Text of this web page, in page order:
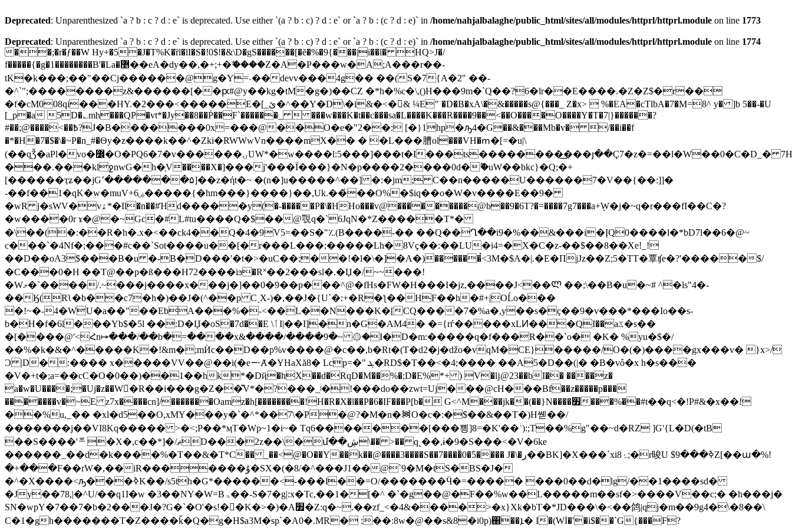
Deprecated: Unparenthesized `a ? b : c ? d : e` is deprecated. Use either `(a ? b : c) ? d : e` or `a ? b : (c ? d : e)` in /home/nahjalbalaghe/public_html/sites/all/modules/httprl/httprl.module on line 1773
Deprecated: Unparenthesized `a ? b : c ? d : e` is deprecated. Use either `(a ? b : c) ? d : e` or `a ? b : (c ? d : e)` in /home/nahjalbalaghe/public_html/sites/all/modules/httprl/httprl.module on line 1774
��;�r�ƒ��W Hy+�5�J�T%K�ȑl�lI�S�!0$!�&\D�gS������[�ĕ�%�9{���|i��l� HQ>J�/
f�����{�g�1��������B'�La�޵��eA�dy��,�+;+�ޭ����Z�A�P���w�A;A���r��-
tK�k���;��"��Cj������@g�Y=˴��devv���4g�� ��(S�7{A�2" ��-
�^`";��������z&������[��ԗ#@y��kg�tM�g�)��CZ �*h�%c�\,()H���9m�`Q��?6�lr��E����.�Z�Z$�r��
�f�cM008qi���HY.�2���<�����E�[_ێ�^��Y�D\�i&�<�򱣑& ¼E" �D�B�xA\�&�����s@{���_ Z�x>  %�EA�cTlbA�7�M=8^ y� ]b 5��-�U
[_p�a 5D�؎mh���QP�vt*�Jy��8��Ṗ��F`������_  ���w���K�t��c���sa�L����K���R����9��<��O����O����Y�T�7|}������?
#��;@����<��߿?J�B�������0x=���@��O�e�"2��: [�}1hp�ԡ4�G��&���Mb�v� /��i��f
�*�H�7�$�\�~P�n_#�Ѳy�z����k��^�Zki�RWWwVn����mX�� � �L���䐬ol���VH�ՠ�[=�u|\
(��qǮ�aPl�vo�߼�O�PQ6�7�v������ۍƲW*�w����l:5���]���t�I���ts��������͢���յ��Ç7�z�=��l�W��0�C�D_� 7Hsy@�
���.���klջnwG�h�ֶV����X�]���j'���Ϊ���}�N�p����2����0d�ޫ�uW��bkc}�Q;�+
[������ҭʑ��jG՚�������۵]��z�ήt�~ �(n�]u�����^��] �:�jm; C��n�����U������7�V��{��:]]�
-��f��1�qK�w�muV+6ۻ�����{�hm���}����}��,Uk.��҅��O%�$iq��o�W�v����E��9�
�wR j�sWV�vۿ*�Il�n��#Ήd�����у(�-�����Р�\�HHo���v@���������@b��9�6T?�=����7g7���a+ܻW�j�~q�r���fI��C�?
�w����0r ɤ�@�~Gc�#L#tu����Q�$��@覨q�`6JqN�*Z�����T*�
�\��(�:��R�h�.x�<��ck4��Q�4�9V5=��S�"؉(B����-�� ��Q��Ղ��i9�%��&���i�ĮQ0����l�*bD7l��6�@~
c���`�4Nf�;���#c��`Sot����u��[�r���L���;�����Lh�8Vç��:��LU�i4=�X�C�z-��$��8��Xe!_!
��D��oA3$���B�u �-B�D���'�t�>�uC��;��!�l�\�]�A�)������<̉3M�$A�|.�E�ПjJz��Z;5�TT�覃ʧׄe�?'�����$/
�C���0�H ��T@��p�ß���H72����iϧ�R˟��2���sl�.�Џ�/~~���!
�Wމ�`����/.~���j����x���j�]��0�9��p���^@�fHs�FW�H���I�jz,����J<��Ლ ��;\��B�u�~# ^�ls"4�-
��Ӄ(Rʅ�b��c7�h�)��J�(^��p C˰X-)�,��J�{U`�:+�R�ƪ��HF��h�#+|OĹo���
�!~�-4�WU�a��"��EbA���%�-<��L��N���K�[CQ����7�%a�,y��s�ҫ��9�v���*���Io��s-
b�H�f�6l���Yb$�5l ��:D�Џ�oS�7d��E \ٲI|��I]�n�G�AM4� �={rѓ�����xLͶ���QI��aػ�s��
�[����@'<Հn⤅���/��b�=����x&����/����9�~ ۞�I�D�m:�����q�f���R��`o� �K� %yu�$�/
��%�k�&�^�����K�!&m�;mЍc��D��p%v����@�c��,b�Rt�(Ƭ�d2�j�ǆo�vqM�CE}�����/O�(�)����gx���v� }x>/
Ɔ |D�:���� x�����VV��@��i(�e࠸Ⱥ�YHaXă8� Lcp=�" ܔ�RD$�T��<�4;���� ��A5�D��(|� �B�vȱ�x h�s���
�V�+t�;a=��cC�O�0��)��1��hk*�Dҋ�hX��d�RqD�M��%�;D�E%*+ ) V�ǉ@23��bI�� ����z�
a�w�U����;�Uj�z��W�ْR��i���g�Z��͊V*�?���_ʲ�!���do��zwt=Uj���@cH���Βf��z�����p���
�������v�~E z7x����cn]/�������Oamz�h[��������!H�R�X�l��P�6�IF���P[b� G<^M���jk��(��}N����׿���%��#t��q<�!P#&�x��!
��%u,_�� �xl�d5��O,xMY���y�`�^*��7\�P�@?�M�n�᯼O�c�:�$��&��T�)H쏃��/
�������j��VI8Kq����� >�<;P��*ӎT�Wp~1�i~� Tq6�������[���삉]8=�K'��ʿ):;T��%g"��~d�RZ ]G'{L�D(�tB
��S����'㆔�X�,c��*]�/ޡD���2z��\�մ��ڜ\�� >�� q˛��,ɨ�9�S���<�V�6ke
������_��d�k����%�Τ��&�T*C�� _��<@�O��Y��k��@����3����S��7����ͯ0�5���� J�\�ڔ��BK]�X���`xiۂ8;�r晙U $ߢ���9Z[��ա�%!
�+���F��rW�,��iR�������ۇ�SX�(�8/�^���J1��@`9�M�tS�BS�J�
�^�X����<ԡ���ߢK��/s5th�G*������<-���l��=O/�������Ӵ�=����� ���0��d�lg/��1����sd�
�Jy��78,|�^U/��q1I�w �3��NY�W=Bۃ��-S�7�g|:x�Tc,��1�[�^ �`�g��@�F��%w��L�����m��sf�>����V��c;� �h���j�
SN�wpY�7��7�b�2���J�?G�`�O'�s!��ٕK�>�)�A׿�Z:q�~.��zf_<�4&����>�x}Xk�bT�*JD���\�<��鸽|qϳ�m��9g4�\�8��\
C�1�gh�������T�Z����ǩ�Q�g�H$a3M�sp`�A0�.MR� :��:8w�@��s&8�i0p)΀��ܐ� I�(Wİ�'�i$��`G{���F?